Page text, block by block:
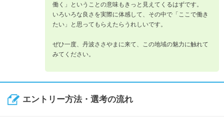
働く」ということの意味もきっと見えてくるはずです。
いろいろな良さを実際に体感して、その中で「ここで働き
たい」と思ってもらえたらうれしいです。
ぜひ一度、丹波ささやまに来て、この地域の魅力に触れて
みてください。
エントリー方法・選考の流れ